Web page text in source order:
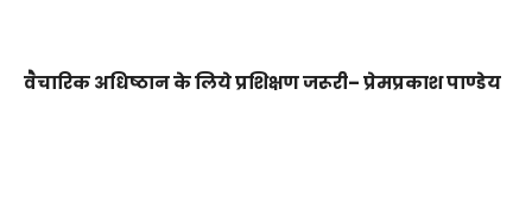
वैचारिक अधिष्ठान के लिये प्रशिक्षण जरूरी– प्रेमप्रकाश पाण्डेय